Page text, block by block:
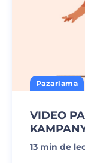
Pazarlama
VIDEO
13 min de